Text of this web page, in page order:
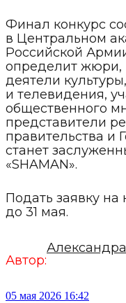
Финал конкурс
в Центральном
Российской
определит жюри,
деятели
и телевидения,
общественного
представители
правительства и
станет
«SHAMAN».
Подать заявку
до 31 мая.
Автор:
05 мая 2026 16:42